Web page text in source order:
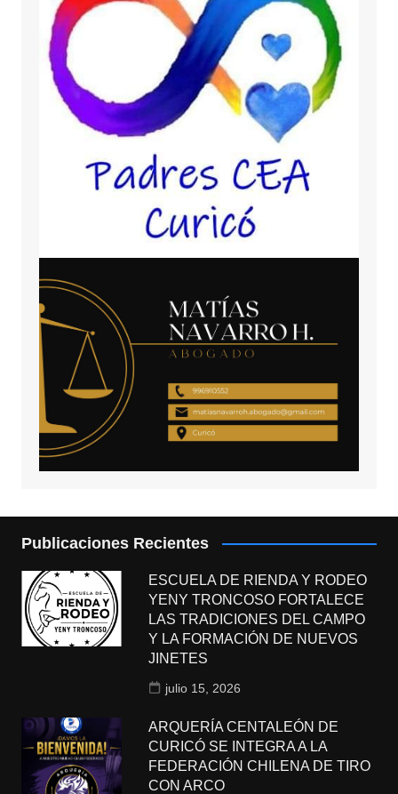
Publicaciones Recientes
ESCUELA DE RIENDA Y RODEO
YENY TRONCOSO FORTALECE
LAS TRADICIONES DEL CAMPO
Y LA FORMACIÓN DE NUEVOS
JINETES
julio 15, 2026
ARQUERÍA CENTALEÓN DE
CURICÓ SE INTEGRA A LA
FEDERACIÓN CHILENA DE TIRO
CON ARCO